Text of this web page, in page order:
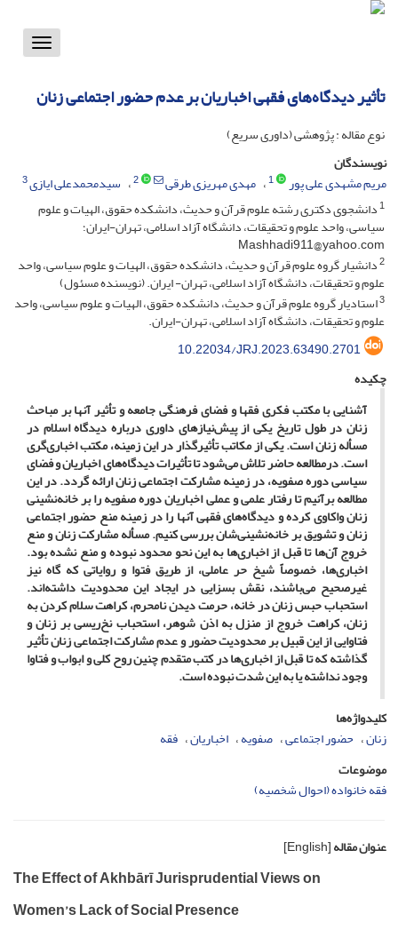
Toggle
تأثیر دیدگاه‌های فقهی اخباریان بر عدم حضور اجتماعی زنان
نوع مقاله : پژوهشی (داوری سریع)
نویسندگان
مریم مشهدی علی پور
1 مهدی مهریزی طرقی 2 سیدمحمدعلی ایازی3
1دانشجوی دکتری رشته علوم قرآن و حدیث، دانشکده حقوق، الهیات و علوم
سیاسی، واحد علوم و تحقیقات، دانشگاه آزاد اسلامی، تهران-ایران؛
Mashhadi911@yahoo.com
2دانشیار گروه علوم قرآن و حدیث، دانشکده حقوق، الهیات و علوم سیاسی، واحد
علوم و تحقیقات، دانشگاه آزاد اسلامی، تهران- ایران. (نویسنده مسئول)
3استادیار گروه علوم قرآن و حدیث، دانشکده حقوق، الهیات و علوم سیاسی، واحد
علوم و تحقیقات، دانشگاه آزاد اسلامی، تهران-ایران.
10.22034/JRJ.2023.63490.2701
چکیده
آشنایی با مکتب فکری فقها و فضای فرهنگی جامعه و تأثیر آنها بر مباحث
زنان در طول تاریخ یکی از پیش‌نیازهای داوری درباره دیدگاه اسلام در
مسأله زنان است. یکی از مکاتب تأثیرگذار در این زمینه، مکتب اخباری‌گری
است. درمطالعه حاضر تلاش می‌شود تا تأثیرات دیدگاه‌های اخباریان و فضای
سیاسی دوره صفویه، در زمینه مشارکت اجتماعی زنان ارائه گردد. در این
مطالعه برآنیم تا رفتار علمی و عملی اخباریان دوره صفویه را بر خانه‌نشینی
زنان واکاوی کرده و دیدگاه‌های فقهی آنها را در زمینه منع حضور اجتماعی
زنان و تشویق بر خانه‌نشینی‌شان بررسی کنیم. مسأله مشارکت زنان و منع
خروج آن‌ها تا قبل از اخباری‌ها به این نحو محدود نبوده و منع نشده بود.
اخباری‌ها، خصوصاً شیخ حر عاملی، از طریق فتوا و روایاتی که گاه نیز
غیرصحیح می‌باشند، نقش بسزایی در ایجاد این محدودیت داشته‌اند.
استحباب حبس زنان در خانه، حرمت دیدن نامحرم، کراهت سلام کردن به
زنان، کراهت خروج از منزل به اذن شوهر، استحباب نخ‌ریسی بر زنان و
فتاوایی از این قبیل بر محدودیت حضور و عدم مشارکت اجتماعی زنان تأثیر
گذاشته که تا قبل از اخباری‌ها در کتب متقدم چنین روح کلی و ابواب و فتاوا
وجود نداشته یا به این شدت نبوده است.
کلیدواژه‌ها
زنان حضور اجتماعی صفویه اخباریان فقه
موضوعات
فقه خانواده (احوال شخصیه)
عنوان مقاله[English]
The Effect of Akhbārī Jurisprudential Views on
Women’s Lack of Social Presence